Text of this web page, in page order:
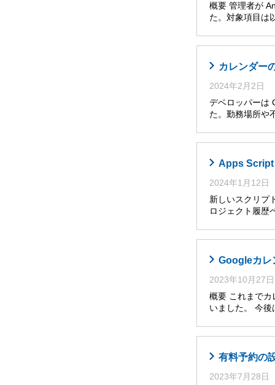
概要 管理者が
た。対象項目は
カレンダー
2024年2月2日
デベロッパーは
た。勤務場所や
Apps Script
2024年1月12日
新しいスクリプ
ロジェクト履歴
Googleカレ
2023年10月27日
概要 これまでカ
いました。 今
有料予約の
2023年7月28日